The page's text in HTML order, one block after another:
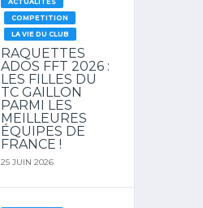
ACTUALITÉS
COMPETITION
LA VIE DU CLUB
RAQUETTES
ADOS FFT 2026 :
LES FILLES DU
TC GAILLON
PARMI LES
MEILLEURES
ÉQUIPES DE
FRANCE !
25 JUIN 2026